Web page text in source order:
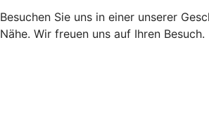
Besuchen Sie uns in einer unserer
Nähe. Wir freuen uns auf Ihren Besuch.